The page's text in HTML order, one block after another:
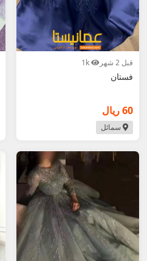
قبل 2 شهر
فستان
60 ريال
سمائل